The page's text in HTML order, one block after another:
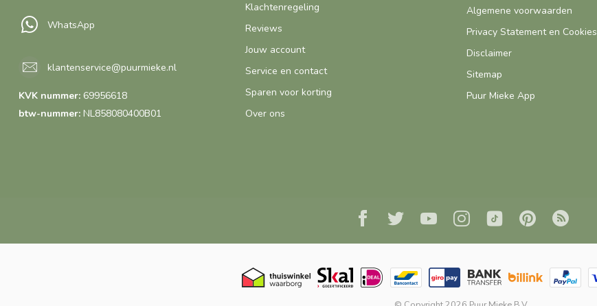
WhatsApp
klantenservice@puurmieke.nl
KVK nummer: 69956618
btw-nummer: NL858080400B01
Klachtenregeling
Reviews
Jouw account
Service en contact
Sparen voor korting
Over ons
Algemene voorwaarden
Privacy Statement en Cookies
Disclaimer
Sitemap
Puur Mieke App